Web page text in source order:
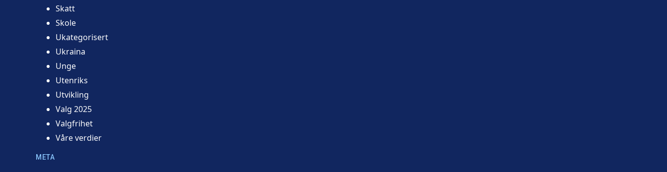
Skatt
Skole
Ukategorisert
Ukraina
Unge
Utenriks
Utvikling
Valg 2025
Valgfrihet
Våre verdier
META